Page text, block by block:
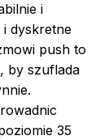
i
i dyskretne
push to
by szuflada
35